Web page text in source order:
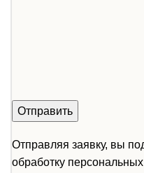
Отправляя заявку, вы
обработку